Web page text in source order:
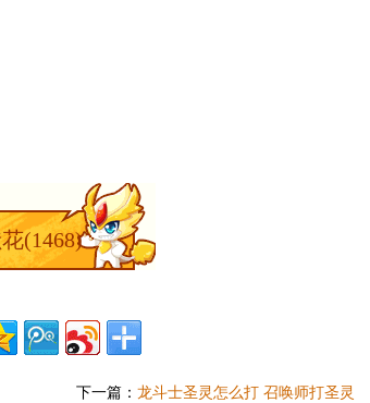
(1468)
下一篇： 龙斗士圣灵怎么打 召唤师打圣灵